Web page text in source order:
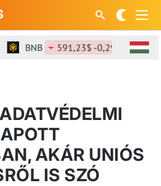
BNB 591,23$ -0,29%
AKÁR UNIÓS
IS SZÓ